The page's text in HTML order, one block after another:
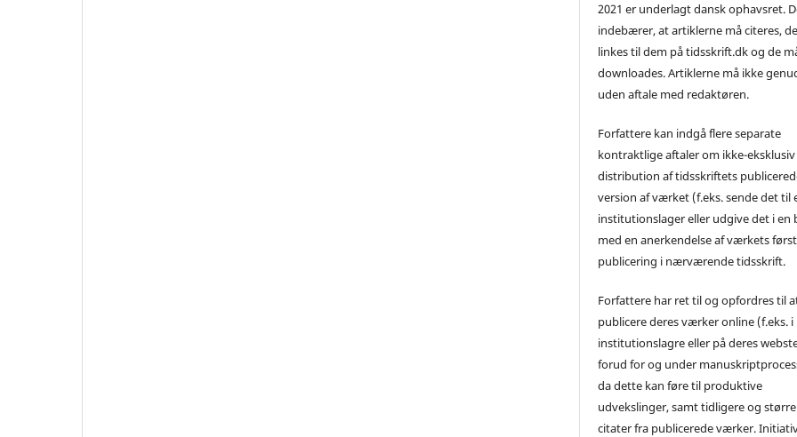
2021 er underlagt dansk ophavsret.
indebærer, at artiklerne må citeres,
linkes til dem på tidsskrift.dk og de
downloades. Artiklerne må ikke
uden aftale med redaktøren.
Forfattere kan indgå flere separate
kontraktlige aftaler om ikke-eksklusiv
distribution af tidsskriftets
version af værket (f.eks. sende det til
institutionslager eller udgive det i en
med en anerkendelse af værkets
publicering i nærværende tidsskrift.
Forfattere har ret til og opfordres til
publicere deres værker online (f.eks. i
institutionslagre eller på deres
forud for og under
da dette kan føre til produktive
udvekslinger, samt tidligere og større
citater fra publicerede værker.